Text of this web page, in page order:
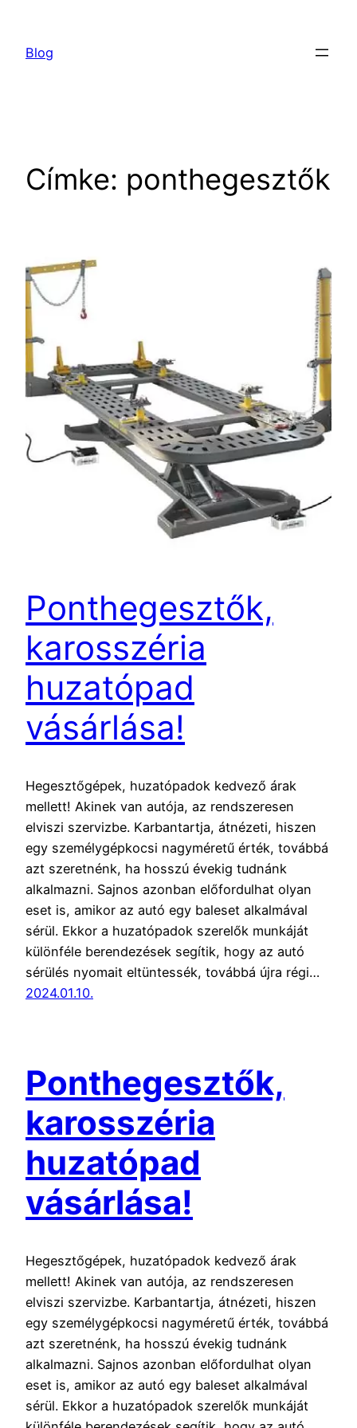
tartalomhoz
Blog
Címke: ponthegesztők
Ponthegesztők,
karosszéria
huzatópad
vásárlása!
Hegesztőgépek, huzatópadok kedvező árak
mellett! Akinek van autója, az rendszeresen
elviszi szervizbe. Karbantartja, átnézeti, hiszen
egy személygépkocsi nagyméretű érték, továbbá
azt szeretnénk, ha hosszú évekig tudnánk
alkalmazni. Sajnos azonban előfordulhat olyan
eset is, amikor az autó egy baleset alkalmával
sérül. Ekkor a huzatópadok szerelők munkáját
különféle berendezések segítik, hogy az autó
sérülés nyomait eltüntessék, továbbá újra régi…
2024.01.10.
Ponthegesztők,
karosszéria
huzatópad
vásárlása!
Hegesztőgépek, huzatópadok kedvező árak
mellett! Akinek van autója, az rendszeresen
elviszi szervizbe. Karbantartja, átnézeti, hiszen
egy személygépkocsi nagyméretű érték, továbbá
azt szeretnénk, ha hosszú évekig tudnánk
alkalmazni. Sajnos azonban előfordulhat olyan
eset is, amikor az autó egy baleset alkalmával
sérül. Ekkor a huzatópadok szerelők munkáját